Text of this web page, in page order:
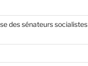
des sénateurs socialistes